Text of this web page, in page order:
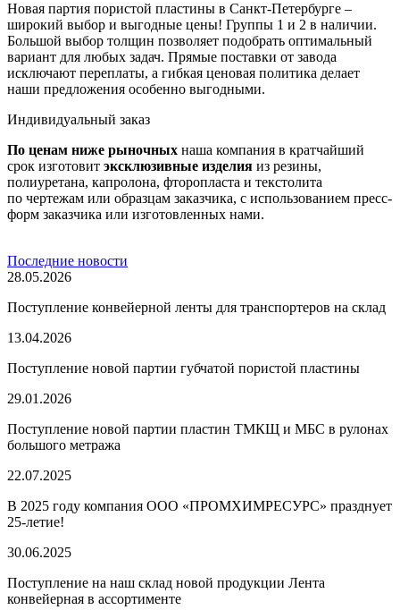
Новая партия пористой пластины в Санкт-Петербурге –
широкий выбор и выгодные цены! Группы 1 и 2 в наличии.
Большой выбор толщин позволяет подобрать оптимальный
вариант для любых задач. Прямые поставки от завода
исключают переплаты, а гибкая ценовая политика делает
наши предложения особенно выгодными.
Индивидуальный заказ
По ценам ниже рыночных наша компания в кратчайший
срок изготовит эксклюзивные изделия из резины,
полиуретана, капролона, фторопласта и текстолита
по чертежам или образцам заказчика, с использованием пресс-
форм заказчика или изготовленных нами.
Последние новости
28.05.2026
Поступление конвейерной ленты для транспортеров на склад
13.04.2026
Поступление новой партии губчатой пористой пластины
29.01.2026
Поступление новой партии пластин ТМКЩ и МБС в рулонах
большого метража
22.07.2025
В 2025 году компания ООО «ПРОМХИМРЕСУРС» празднует
25-летие!
30.06.2025
Поступление на наш склад новой продукции Лента
конвейерная в ассортименте